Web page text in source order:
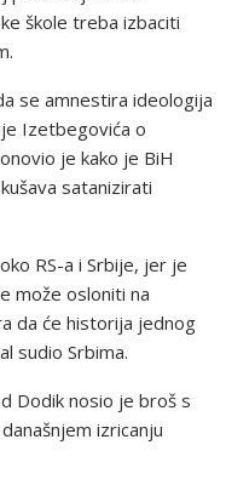
škole treba izbaciti
se amnestira ideologija
Izetbegovića o
je kako je BiH
satanizirati
RS-a i Srbije, jer je
može osloniti na
da će historija jednog
sudio Srbima.
Dodik nosio je broš s
izricanju